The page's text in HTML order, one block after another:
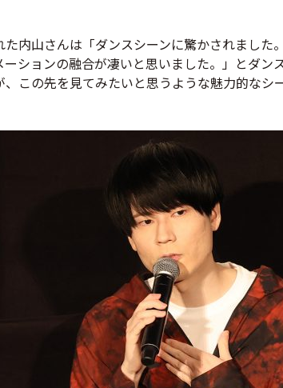
内山さんは「ダンスシーンに驚かされまし
ーションの融合が凄いと思いました。」とダ
この先を見てみたいと思うような魅力的なシ